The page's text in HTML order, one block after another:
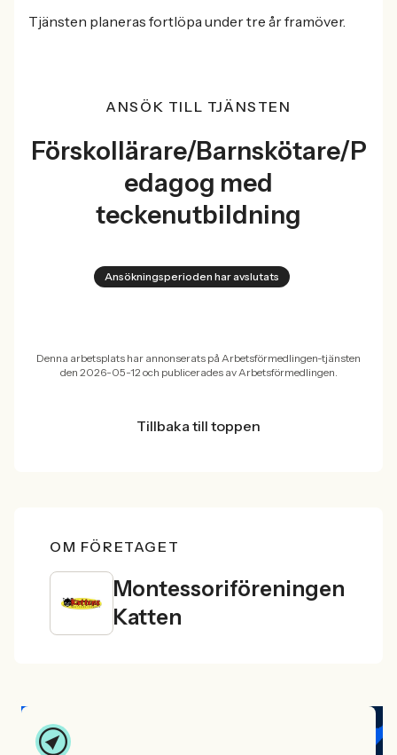
Tjänsten planeras fortlöpa under tre år framöver.
ANSÖK TILL TJÄNSTEN
Förskollärare/Barnskötare/P
edagog med
teckenutbildning
Ansökningsperioden har avslutats
Denna arbetsplats har annonserats på Arbetsförmedlingen-tjänsten
den 2026-05-12 och publicerades av Arbetsförmedlingen.
Tillbaka till toppen
OM FÖRETAGET
Montessoriföreningen
Katten